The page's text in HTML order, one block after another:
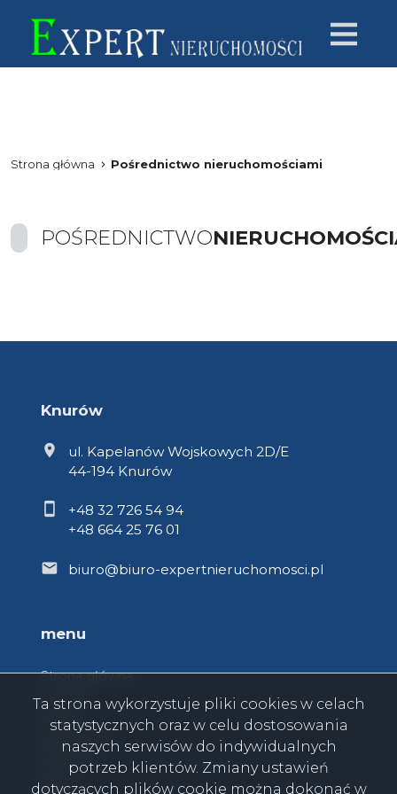
Strona główna Pośrednictwo nieruchomościami
POŚREDNICTWO
Knurów
ul. Kapelanów Wojskowych 2D/E
44-194 Knurów
+48 32 726 54 94
+48 664 25 76 01
biuro@biuro-expertnieruchomosci.pl
menu
Strona główna
O firmie
Oferty
Zgłoszenia
Ulubione
Blog
Ta strona wykorzystuje pliki cookies w celach
statystycznych oraz w celu dostosowania
naszych serwisów do indywidualnych
potrzeb klientów. Zmiany ustawień
dotyczących plików cookie można dokonać w